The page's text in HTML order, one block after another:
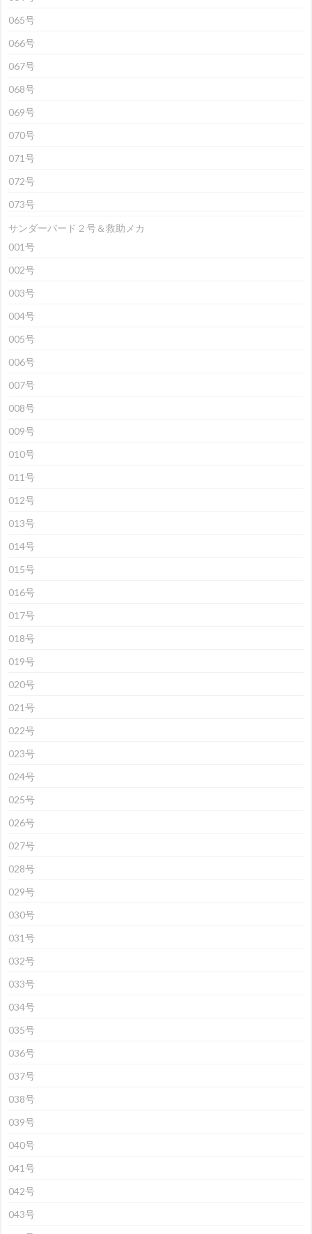
065号
066号
067号
068号
069号
070号
071号
072号
073号
サンダーバード２号＆救助メカ
001号
002号
003号
004号
005号
006号
007号
008号
009号
010号
011号
012号
013号
014号
015号
016号
017号
018号
019号
020号
021号
022号
023号
024号
025号
026号
027号
028号
029号
030号
031号
032号
033号
034号
035号
036号
037号
038号
039号
040号
041号
042号
043号